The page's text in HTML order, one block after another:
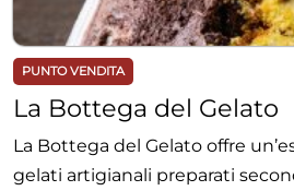
PUNTO VENDITA
La Bottega del Gelato
La Bottega del Gelato offre
gelati artigianali preparati